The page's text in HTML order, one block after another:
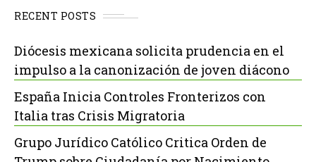
RECENT POSTS
Diócesis mexicana solicita prudencia en el
impulso a la canonización de joven diácono
España Inicia Controles Fronterizos con
Italia tras Crisis Migratoria
Grupo Jurídico Católico Critica Orden de